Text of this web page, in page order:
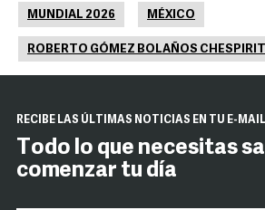
MUNDIAL 2026 MÉXICO
ROBERTO GÓMEZ BOLAÑOS
RECIBE LAS ÚLTIMAS NOTICIAS EN TU E-MAIL
Todo lo que necesitas
comenzar tu día